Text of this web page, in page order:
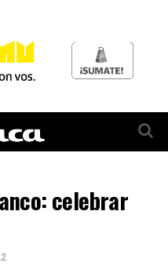
celebrar